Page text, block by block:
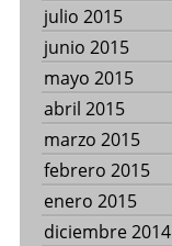
julio 2015
junio 2015
mayo 2015
abril 2015
marzo 2015
febrero 2015
enero 2015
diciembre 2014